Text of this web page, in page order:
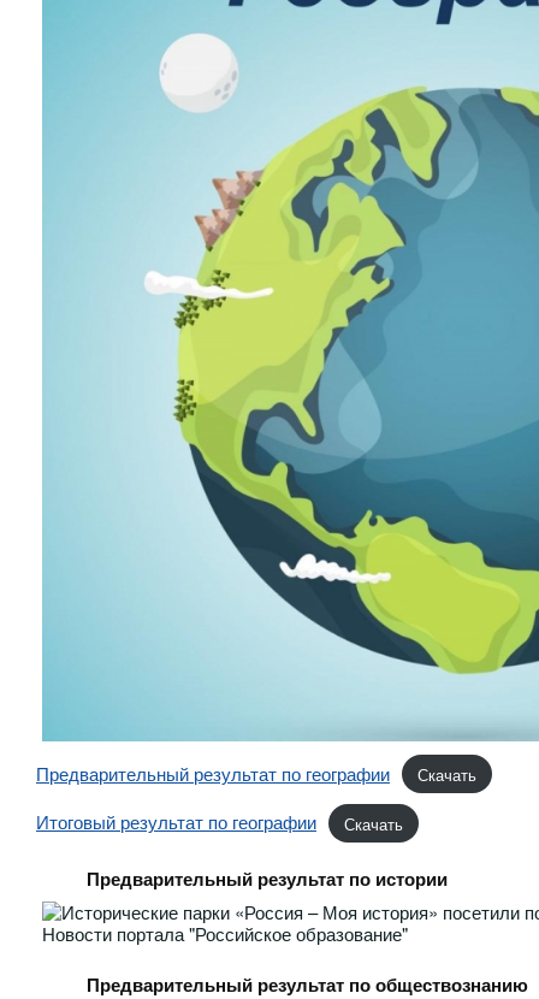
Предварительный результат по географии Скачать
Итоговый результат по географии Скачать
Предварительный результат по истории
Предварительный результат по обществознанию